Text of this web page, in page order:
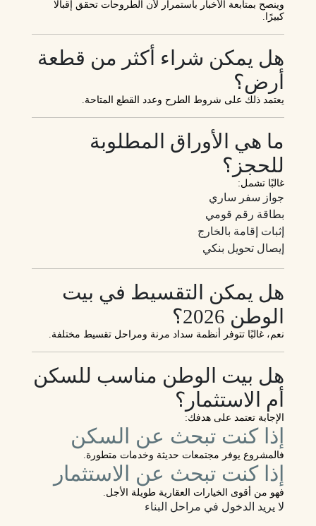
وينصح بمتابعة الأخبار باستمرار لأن الطروحات تحقق إقبالًا
كبيرًا.
هل يمكن شراء أكثر من قطعة
أرض؟
يعتمد ذلك على شروط الطرح وعدد القطع المتاحة.
ما هي الأوراق المطلوبة
للحجز؟
غالبًا تشمل:
جواز سفر ساري
بطاقة رقم قومي
إثبات إقامة بالخارج
إيصال تحويل بنكي
هل يمكن التقسيط في بيت
الوطن 2026؟
نعم، غالبًا تتوفر أنظمة سداد مرنة ومراحل تقسيط مختلفة.
هل بيت الوطن مناسب للسكن
أم الاستثمار؟
الإجابة تعتمد على هدفك:
إذا كنت تبحث عن السكن
فالمشروع يوفر مجتمعات حديثة وخدمات متطورة.
إذا كنت تبحث عن الاستثمار
فهو من أقوى الخيارات العقارية طويلة الأجل.
لا يريد الدخول في مراحل البناء